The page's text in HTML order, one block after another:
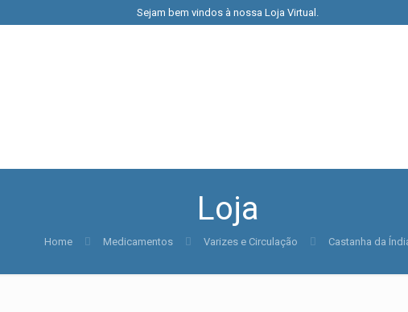
Sejam bem vindos à nossa Loja Virtual.
Loja
Home Medicamentos Varizes e Circulação Castanha da